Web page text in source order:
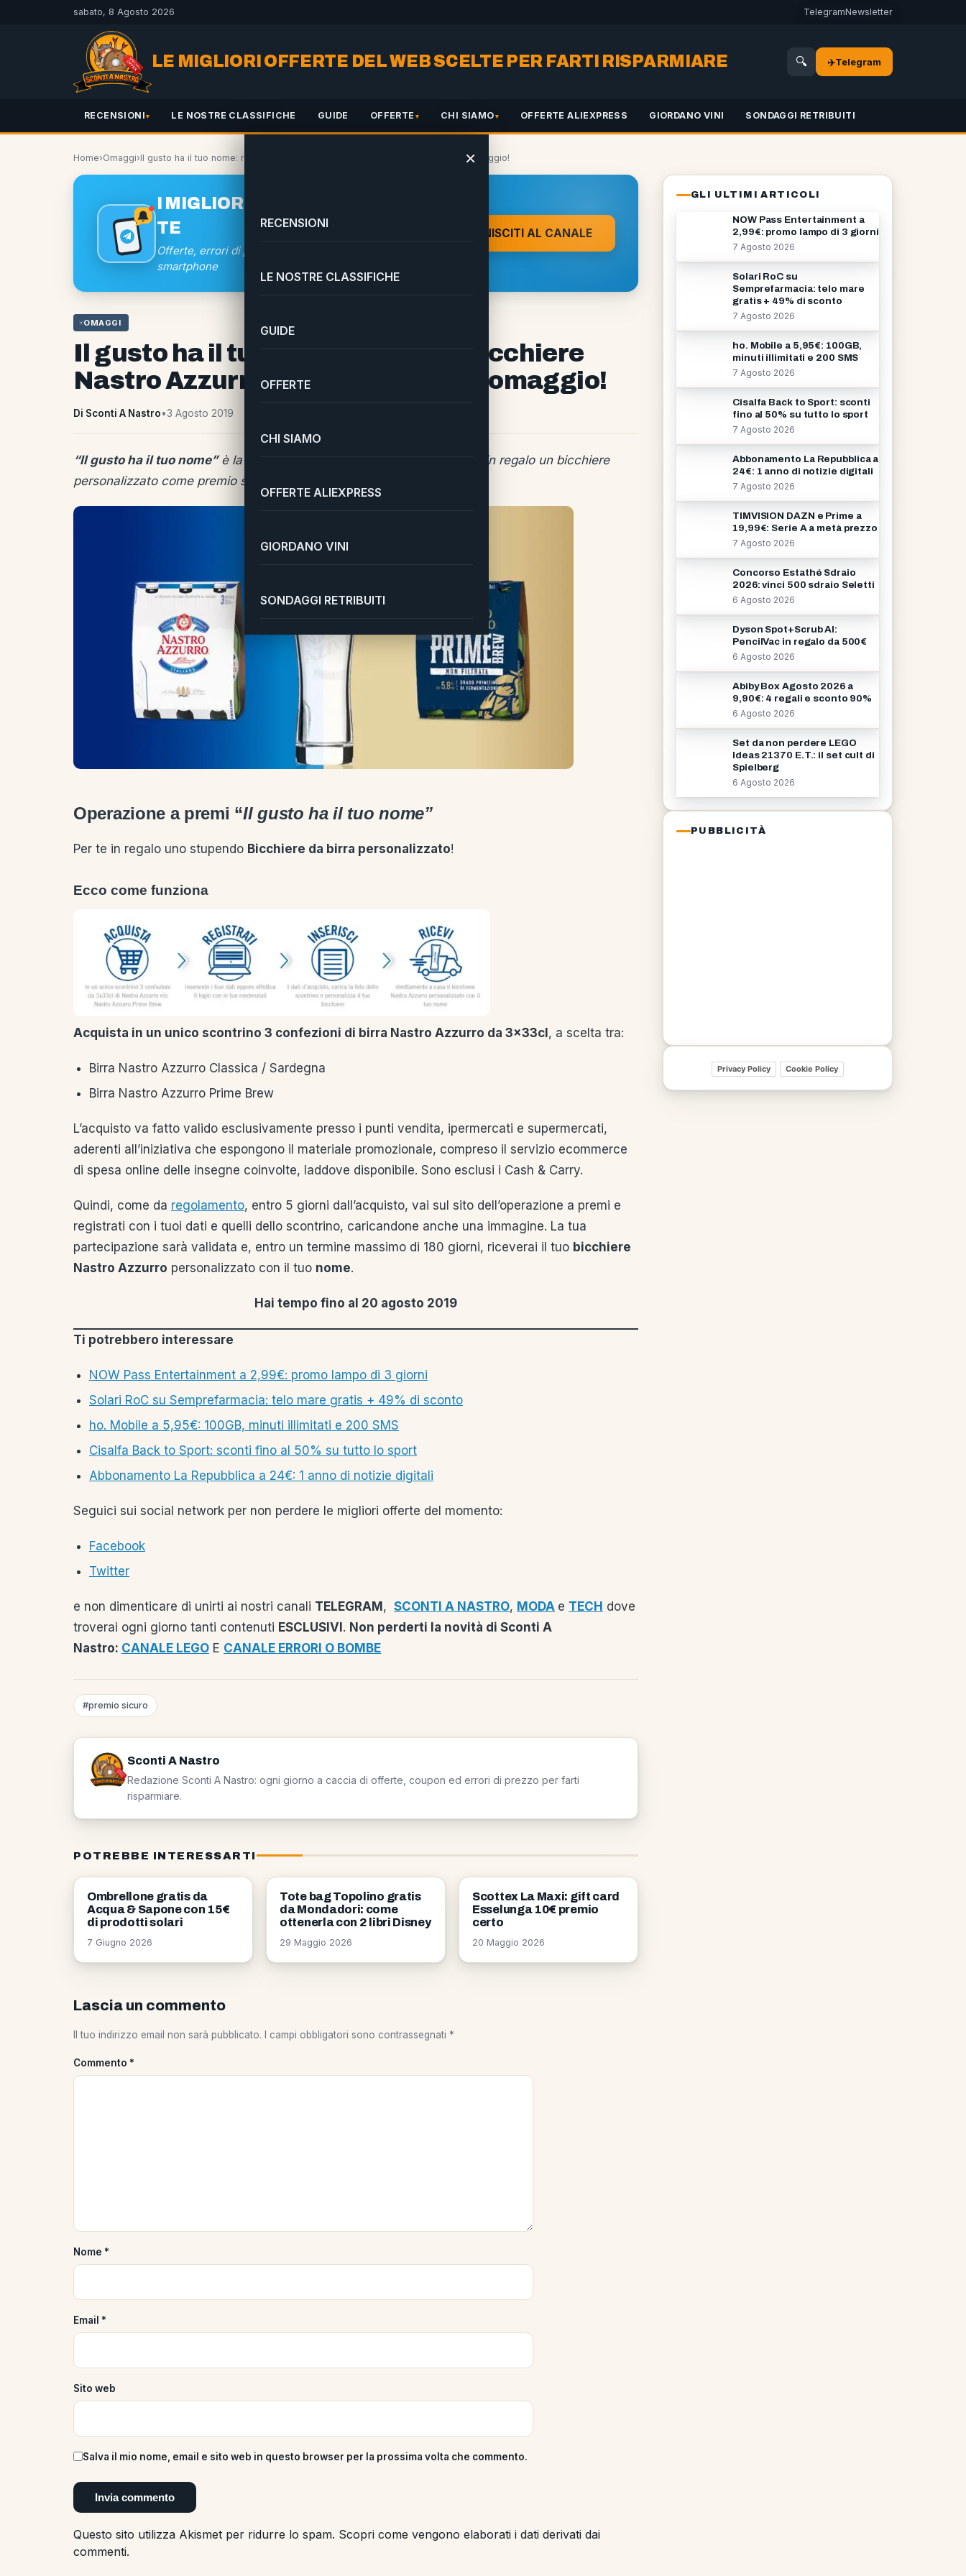
sabato, 8 Agosto 2026 TelegramNewsletter
LE MIGLIORI OFFERTE DEL WEB SCELTE PER FARTI RISPARMIARE 🔍 ✈️Telegram
RECENSIONI LE NOSTRE CLASSIFICHE GUIDE OFFERTE CHI SIAMO OFFERTE ALIEXPRESS GIORDANO VINI SONDAGGI RETRIBUITI
×
RECENSIONI
LE NOSTRE CLASSIFICHE
GUIDE
OFFERTE
CHI SIAMO
OFFERTE ALIEXPRESS
GIORDANO VINI
SONDAGGI RETRIBUITI
Home›Omaggi›Il gusto ha il tuo nome: ricevi un bicchiere Nastro Azzurro personalizzato in omaggio!
I MIGLIORI SCONTI A UN CLIC DA
TE
Offerte, errori di prezzo e coupon direttamente sul tuo
smartphone
UNISCITI AL CANALE
OMAGGI
Il gusto ha il tuo nome: ricevi un bicchiere
Nastro Azzurro personalizzato in omaggio!
Di Sconti A Nastro•3 Agosto 2019
“Il gusto ha il tuo nome”è la nuova iniziativa di Nastro Azzurro, per te in regalo un bicchiere
personalizzato come premio sicuro!
Operazione a premi “Il gusto ha il tuo nome”
Per te in regalo uno stupendo Bicchiere da birra personalizzato!
Ecco come funziona
Acquista in un unico scontrino 3 confezioni di birra Nastro Azzurro da 3x33cl, a scelta tra:
Birra Nastro Azzurro Classica / Sardegna
Birra Nastro Azzurro Prime Brew
L’acquisto va fatto valido esclusivamente presso i punti vendita, ipermercati e supermercati,
aderenti all’iniziativa che espongono il materiale promozionale, compreso il servizio ecommerce
di spesa online delle insegne coinvolte, laddove disponibile. Sono esclusi i Cash & Carry.
Quindi, come da regolamento, entro 5 giorni dall’acquisto, vai sul sito dell’operazione a premi e
registrati con i tuoi dati e quelli dello scontrino, caricandone anche una immagine. La tua
partecipazione sarà validata e, entro un termine massimo di 180 giorni, riceverai il tuo bicchiere
Nastro Azzurro personalizzato con il tuo nome.
Hai tempo fino al 20 agosto 2019
Ti potrebbero interessare
NOW Pass Entertainment a 2,99€: promo lampo di 3 giorni
Solari RoC su Semprefarmacia: telo mare gratis + 49% di sconto
ho. Mobile a 5,95€: 100GB, minuti illimitati e 200 SMS
Cisalfa Back to Sport: sconti fino al 50% su tutto lo sport
Abbonamento La Repubblica a 24€: 1 anno di notizie digitali
Seguici sui social network per non perdere le migliori offerte del momento:
Facebook
Twitter
e non dimenticare di unirti ai nostri canali TELEGRAM, SCONTI A NASTRO, MODA e TECH dove
troverai ogni giorno tanti contenuti ESCLUSIVI. Non perderti la novità di Sconti A
Nastro: CANALE LEGO E CANALE ERRORI O BOMBE
#premio sicuro
Sconti A Nastro
Redazione Sconti A Nastro: ogni giorno a caccia di offerte, coupon ed errori di prezzo per farti
risparmiare.
POTREBBE INTERESSARTI
OMAGGI
Ombrellone gratis da
Acqua & Sapone con 15€
di prodotti solari
7 Giugno 2026
NEWS
Tote bag Topolino gratis
da Mondadori: come
ottenerla con 2 libri Disney
29 Maggio 2026
OMAGGI
Scottex La Maxi: gift card
Esselunga 10€ premio
certo
20 Maggio 2026
Lascia un commento
Il tuo indirizzo email non sarà pubblicato. I campi obbligatori sono contrassegnati *
Commento *
Nome *
Email *
Sito web
Salva il mio nome, email e sito web in questo browser per la prossima volta che commento.
Questo sito utilizza Akismet per ridurre lo spam. Scopri come vengono elaborati i dati derivati dai
commenti.
GLI ULTIMI ARTICOLI
NOW Pass Entertainment a
2,99€: promo lampo di 3 giorni
7 Agosto 2026
Solari RoC su
Semprefarmacia: telo mare
gratis + 49% di sconto
7 Agosto 2026
ho. Mobile a 5,95€: 100GB,
minuti illimitati e 200 SMS
7 Agosto 2026
Cisalfa Back to Sport: sconti
fino al 50% su tutto lo sport
7 Agosto 2026
Abbonamento La Repubblica a
24€: 1 anno di notizie digitali
7 Agosto 2026
TIMVISION DAZN e Prime a
19,99€: Serie A a metà prezzo
7 Agosto 2026
Concorso Estathé Sdraio
2026: vinci 500 sdraio Seletti
6 Agosto 2026
Dyson Spot+Scrub AI:
PencilVac in regalo da 500€
6 Agosto 2026
Abiby Box Agosto 2026 a
9,90€: 4 regali e sconto 90%
6 Agosto 2026
Set da non perdere LEGO
Ideas 21370 E.T.: il set cult di
Spielberg
6 Agosto 2026
PUBBLICITÀ
Privacy Policy Cookie Policy